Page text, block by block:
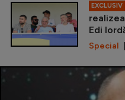
EXCLUSIV
Edi
Special